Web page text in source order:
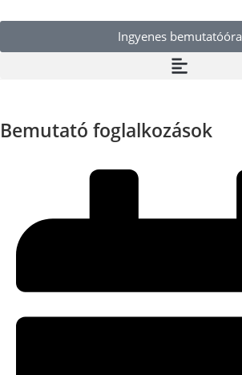
Ingyenes bemutatóóra
Bemutató foglalkozások